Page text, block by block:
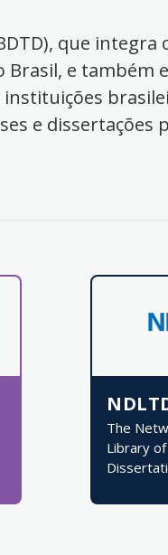
que integra
Brasil, e também
instituições
e dissertações
The
Library